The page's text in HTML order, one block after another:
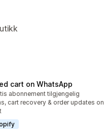
cart on WhatsApp
abonnement tilgjengelig
cart recovery & order updates on